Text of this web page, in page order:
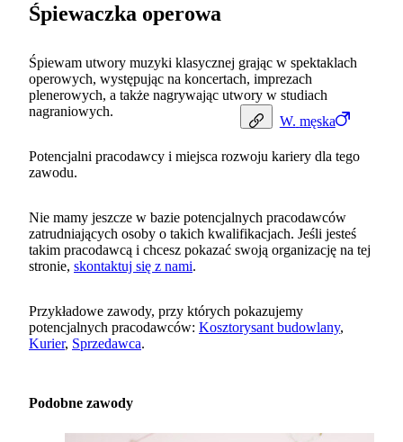
W. męska
Śpiewaczka operowa
Śpiewam utwory muzyki klasycznej grając w spektaklach
operowych, występując na koncertach, imprezach
plenerowych, a także nagrywając utwory w studiach
nagraniowych.
Potencjalni pracodawcy i miejsca rozwoju kariery dla tego
zawodu.
Nie mamy jeszcze w bazie potencjalnych pracodawców
zatrudniających osoby o takich kwalifikacjach. Jeśli jesteś
takim pracodawcą i chcesz pokazać swoją organizację na tej
stronie, skontaktuj się z nami.
Przykładowe zawody, przy których pokazujemy
potencjalnych pracodawców: Kosztorysant budowlany,
Kurier, Sprzedawca.
Podobne zawody